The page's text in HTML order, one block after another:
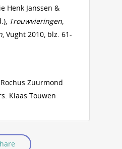
Henk Janssen &
Trouwvieringen,
, Vught 2010, blz. 61-
Zuurmond
Klaas Touwen